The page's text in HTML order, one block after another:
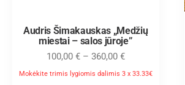
Audris Šimakauskas „Medžių
miestai – salos jūroje”
100,00 € – 360,00 €
Mokėkite trimis lygiomis dalimis 3 x 33.33€